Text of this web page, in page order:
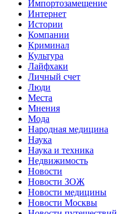
Импортозамещение
Интернет
Истории
Компании
Криминал
Культура
Лайфхаки
Личный счет
Люди
Места
Мнения
Мода
Народная медицина
Наука
Наука и техника
Недвижимость
Новости
Новости ЗОЖ
Новости медицины
Новости Москвы